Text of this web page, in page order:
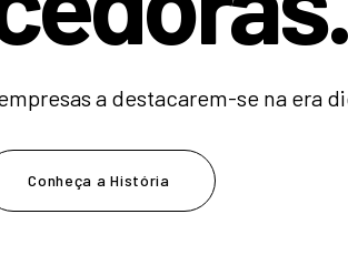
a destacarem-se na era
Conheça a História